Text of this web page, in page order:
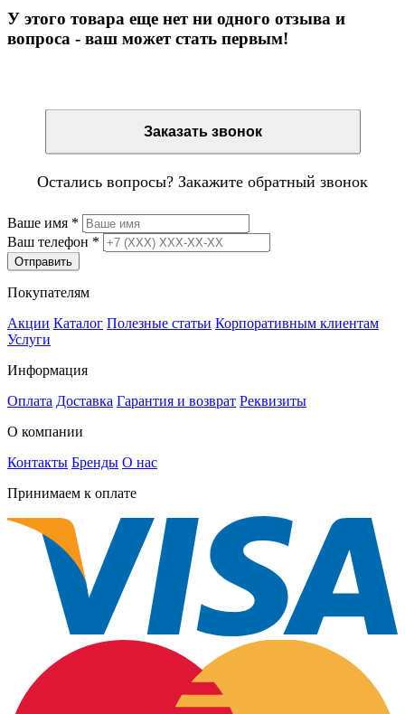
У этого товара еще нет ни одного отзыва и
вопроса - ваш может стать первым!
Заказать звонок
Остались вопросы? Закажите обратный звонок
Ваше имя *
Ваш телефон *
Отправить
Покупателям
Акции Каталог Полезные статьи Корпоративным клиентам
Услуги
Информация
Оплата Доставка Гарантия и возврат Реквизиты
О компании
Контакты Бренды О нас
Принимаем к оплате